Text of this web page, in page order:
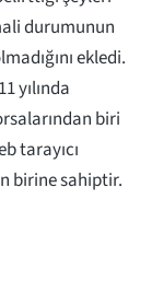
durumunun
ekledi.
yılında
biri
tarayıcı
birine sahiptir.